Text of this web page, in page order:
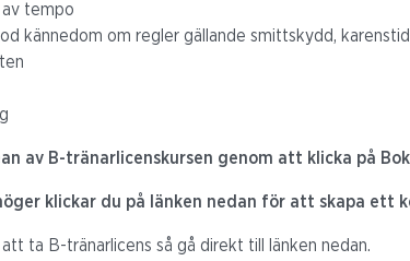
av tempo
kännedom om regler gällande smittskydd,
av B-tränarlicenskursen genom att klicka på
klickar du på länken nedan för att skapa ett
ta B-tränarlicens så gå direkt till länken nedan.